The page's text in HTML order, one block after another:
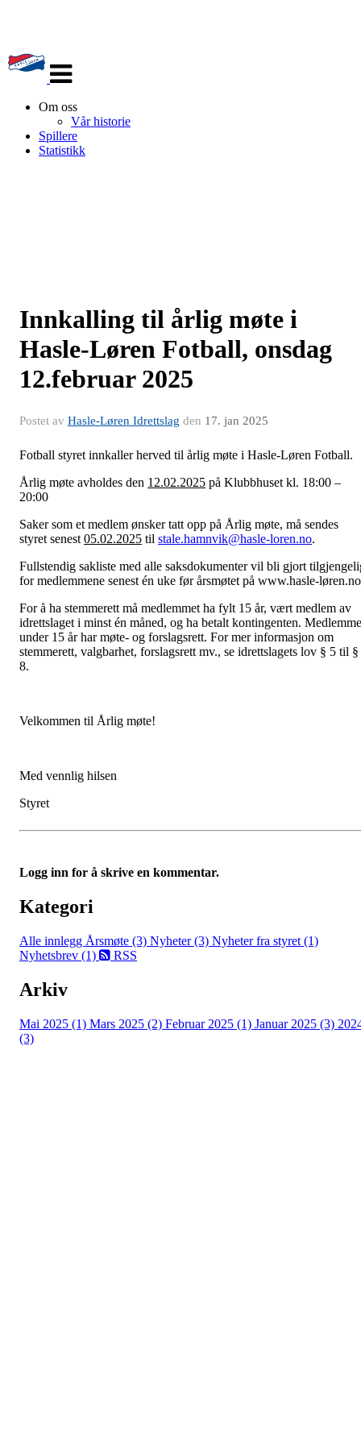
navigasjon
Om oss
Vår historie
Spillere
Statistikk
Innkalling til årlig møte i
Hasle-Løren Fotball, onsdag
12.februar 2025
Postet av Hasle-Løren Idrettslag den 17. jan 2025
Fotball styret innkaller herved til årlig møte i Hasle-Løren Fotball.
Årlig møte avholdes den 12.02.2025 på Klubbhuset kl. 18:00 –
20:00
Saker som et medlem ønsker tatt opp på Årlig møte, må sendes
styret senest 05.02.2025 til stale.hamnvik@hasle-loren.no.
Fullstendig sakliste med alle saksdokumenter vil bli gjort
for medlemmene senest én uke før årsmøtet på www.hasle-løren.no
For å ha stemmerett må medlemmet ha fylt 15 år, vært medlem av
idrettslaget i minst én måned, og ha betalt kontingenten.
under 15 år har møte- og forslagsrett. For mer informasjon om
stemmerett, valgbarhet, forslagsrett mv., se idrettslagets lov § 5 til §
8.
Velkommen til Årlig møte!
Med vennlig hilsen
Styret
Logg inn for å skrive en kommentar.
Kategori
Alle innlegg Årsmøte (3) Nyheter (3) Nyheter fra styret (1)
Nyhetsbrev (1)
RSS
Arkiv
Mai 2025 (1) Mars 2025 (2) Februar 2025 (1) Januar 2025 (3)
(3)